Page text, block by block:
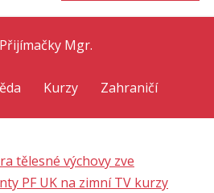
Přijímačky Mgr.
Kurzy Zahraničí
tělesné výchovy zve
PF UK na zimní TV kurzy